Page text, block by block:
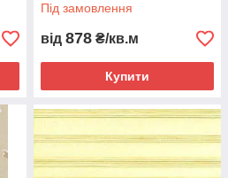
Під замовлення
від 878 ₴/кв.м
Купити